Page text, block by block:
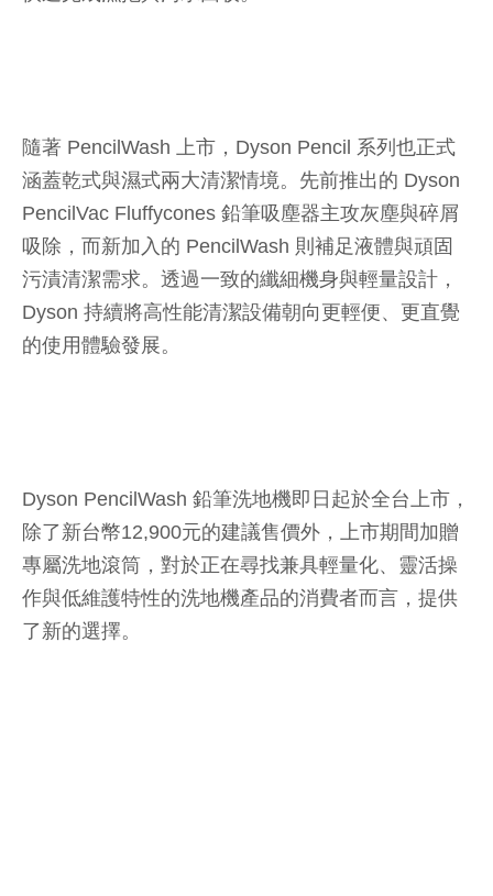
隨著 PencilWash 上市，Dyson Pencil 系列也正式
涵蓋乾式與濕式兩大清潔情境。先前推出的 Dyson
PencilVac Fluffycones 鉛筆吸塵器主攻灰塵與碎屑
吸除，而新加入的 PencilWash 則補足液體與頑固
污漬清潔需求。透過一致的纖細機身與輕量設計，
Dyson 持續將高性能清潔設備朝向更輕便、更直覺
的使用體驗發展。
Dyson PencilWash 鉛筆洗地機即日起於全台上市，
除了新台幣12,900元的建議售價外，上市期間加贈
專屬洗地滾筒，對於正在尋找兼具輕量化、靈活操
作與低維護特性的洗地機產品的消費者而言，提供
了新的選擇。